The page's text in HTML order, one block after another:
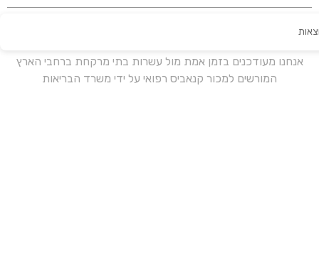
אנחנו מעודכנים בזמן אמת מול עשרות בתי מרקחת ברחבי הארץ
המורשים למכור קנאביס רפואי על ידי משרד הבריאות